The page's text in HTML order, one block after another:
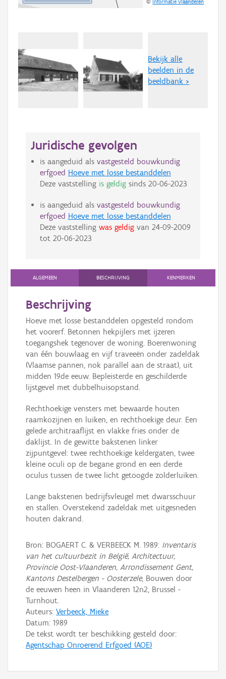
©Informatie Vlaanderen
Bekijk alle
beelden in de
beeldbank >
Juridische gevolgen
is aangeduid als vastgesteld bouwkundig
erfgoed Hoeve met losse bestanddelen
Deze vaststelling is geldigsinds 20-06-2023
is aangeduid als vastgesteld bouwkundig
erfgoed Hoeve met losse bestanddelen
Deze vaststelling was geldigvan 24-09-2009
tot 20-06-2023
ALGEMEEN BESCHRIJVING KENMERKEN
Beschrijving
Hoeve met losse bestanddelen opgesteld rondom
het voorerf. Betonnen hekpijlers met ijzeren
toegangshek tegenover de woning. Boerenwoning
van één bouwlaag en vijf traveeën onder zadeldak
(Vlaamse pannen, nok parallel aan de straat), uit
midden 19de eeuw. Bepleisterde en geschilderde
lijstgevel met dubbelhuisopstand.
Rechthoekige vensters met bewaarde houten
raamkozijnen en luiken, en rechthoekige deur. Een
gelede architraaflijst en vlakke fries onder de
daklijst. In de gewitte bakstenen linker
zijpuntgevel: twee rechthoekige keldergaten, twee
kleine oculi op de begane grond en een derde
oculus tussen de twee licht getoogde zolderluiken.
Lange bakstenen bedrijfsvleugel met dwarsschuur
en stallen. Overstekend zadeldak met uitgesneden
houten dakrand.
Bron: BOGAERT C. & VERBEECK M. 1989: Inventaris
van het cultuurbezit in België, Architectuur,
Provincie Oost-Vlaanderen, Arrondissement Gent,
Kantons Destelbergen - Oosterzele, Bouwen door
de eeuwen heen in Vlaanderen 12n2, Brussel -
Turnhout.
Auteurs: Verbeeck, Mieke
Datum: 1989
De tekst wordt ter beschikking gesteld door:
Agentschap Onroerend Erfgoed (AOE)